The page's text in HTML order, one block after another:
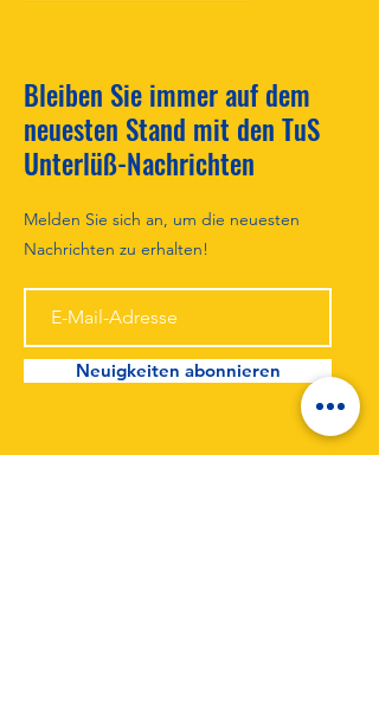
Bleiben Sie immer auf dem
neuesten Stand mit den TuS
Unterlüß-Nachrichten
Melden Sie sich an, um die neuesten
Nachrichten zu erhalten!
Neuigkeiten abonnieren